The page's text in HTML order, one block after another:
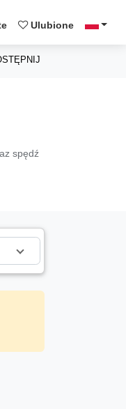
Ulubione
spędź